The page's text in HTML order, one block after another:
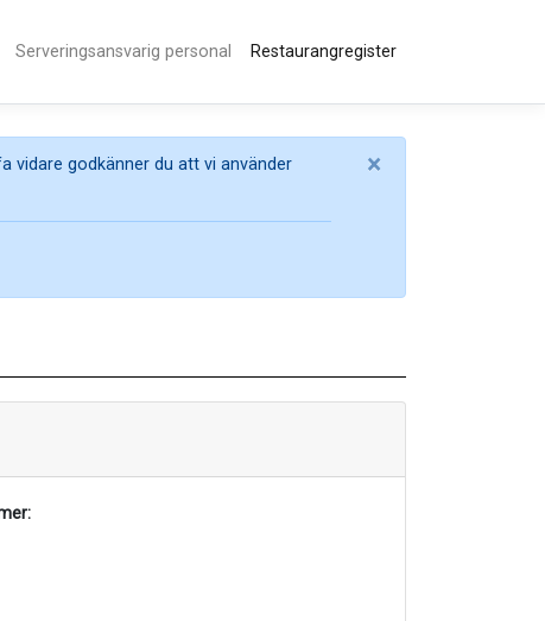
Serveringsansvarig personal Restaurangregister
vidare godkänner du att vi använder
×